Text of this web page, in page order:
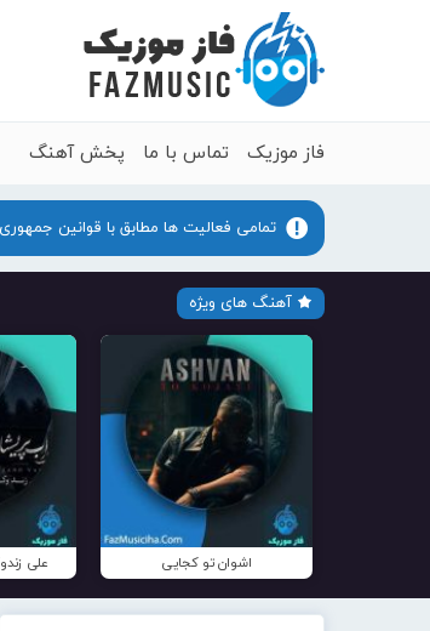
فاز موزیک تماس با ما پخش آهنگ
تمامی فعالیت ها مطابق با قوانین
آهنگ های ویژه
اشوان تو کجایی علی